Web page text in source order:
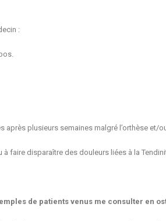
:
après plusieurs semaines malgré l’orthèse et/
faire disparaître des douleurs liées à la
de patients venus me consulter en